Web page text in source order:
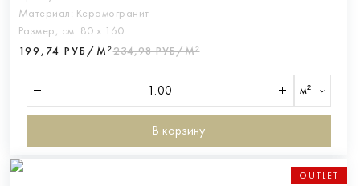
Материал: Керамогранит
Размер, см: 80 х 160
199,74 РУБ/М²234,98 РУБ/М²
м²
В корзину
OUTLET